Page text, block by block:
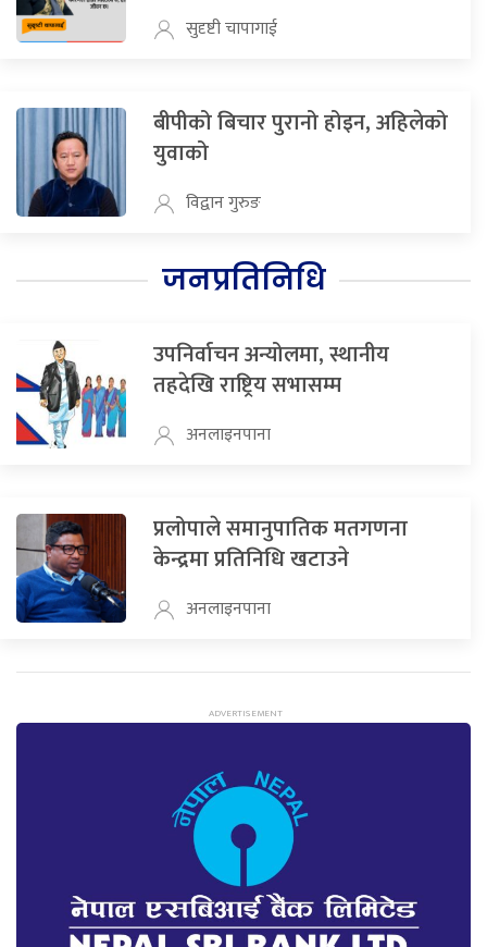
सुदृष्टी चापागाई
बीपीको बिचार पुरानो होइन, अहिलेको
युवाको
विद्वान गुरुङ
जनप्रतिनिधि
उपनिर्वाचन अन्योलमा, स्थानीय
तहदेखि राष्ट्रिय सभासम्म
अनलाइनपाना
प्रलोपाले समानुपातिक मतगणना
केन्द्रमा प्रतिनिधि खटाउने
अनलाइनपाना